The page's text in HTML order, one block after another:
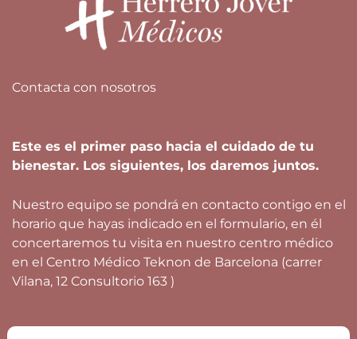
Contacta con nosotros
Este es el primer paso hacia el cuidado de tu
bienestar. Los siguientes, los daremos juntos.
Nuestro equipo se pondrá en contacto contigo en el
horario que hayas indicado en el formulario, en él
concertaremos tu visita en nuestro centro médico
en el Centro Médico Teknon de Barcelona (carrer
Vilana, 12 Consultorio 163 )